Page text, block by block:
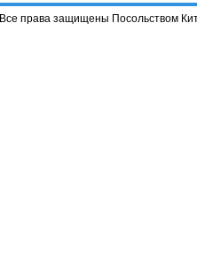
Все права защищены Посольством